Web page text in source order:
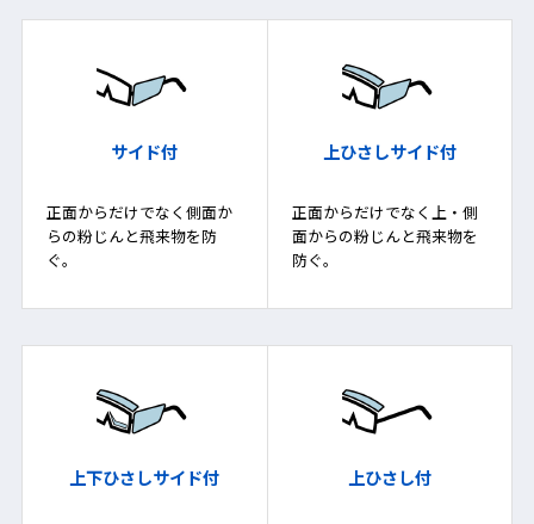
サイド付
正面からだけでなく側面か
らの粉じんと飛来物を防
ぐ。
上ひさしサイド付
正面からだけでなく上・側
面からの粉じんと飛来物を
防ぐ。
上下ひさしサイド付 上ひさし付